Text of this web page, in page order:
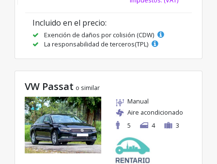
Incluido en el precio:
Exención de daños por colisión (CDW)
La responsabilidad de terceros(TPL)
VW Passat o similar
Manual
Aire acondicionado
5
4 3